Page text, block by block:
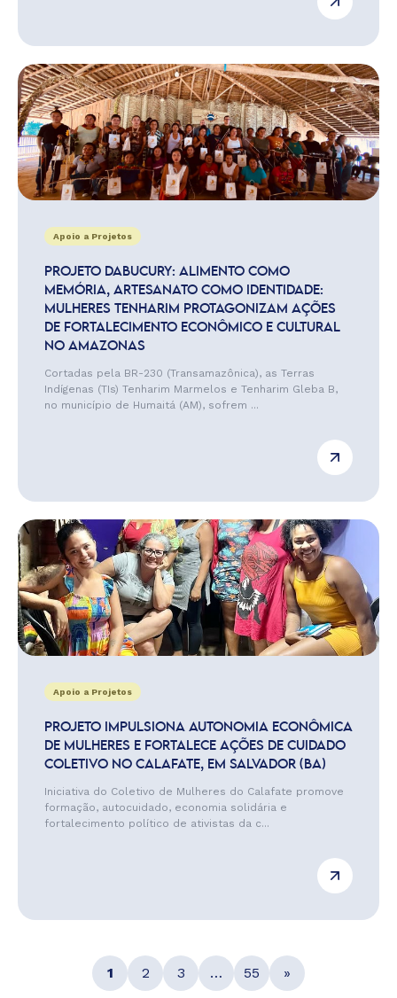
Apoio a Projetos
PROJETO DABUCURY: ALIMENTO COMO
MEMÓRIA, ARTESANATO COMO IDENTIDADE:
MULHERES TENHARIM PROTAGONIZAM AÇÕES
DE FORTALECIMENTO ECONÔMICO E CULTURAL
NO AMAZONAS
Cortadas pela BR-230 (Transamazônica), as Terras
Indígenas (TIs) Tenharim Marmelos e Tenharim Gleba B,
no município de Humaitá (AM), sofrem ...
Apoio a Projetos
PROJETO IMPULSIONA AUTONOMIA ECONÔMICA
DE MULHERES E FORTALECE AÇÕES DE CUIDADO
COLETIVO NO CALAFATE, EM SALVADOR (BA)
Iniciativa do Coletivo de Mulheres do Calafate promove
formação, autocuidado, economia solidária e
fortalecimento político de ativistas da c...
1 2 3 … 55 »